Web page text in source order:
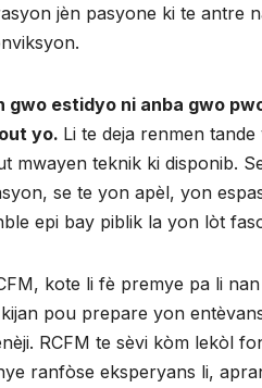
jèn pasyone ki te antre
gwo estidyo ni anba gwo
yo. Li te deja renmen
mwayen teknik ki disponib.
se te yon apèl, yon
epi bay piblik la yon lòt
kote li fè premye pa li
pou prepare yon
RCFM te sèvi kòm lekòl
ranfòse eksperyans li,